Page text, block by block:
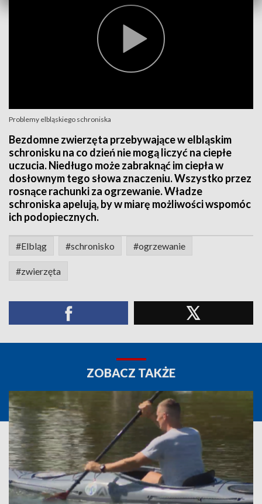
Problemy elbląskiego schroniska
Bezdomne zwierzęta przebywające w elbląskim
schronisku na co dzień nie mogą liczyć na ciepłe
uczucia. Niedługo może zabraknąć im ciepła w
dosłownym tego słowa znaczeniu. Wszystko przez
rosnące rachunki za ogrzewanie. Władze
schroniska apelują, by w miarę możliwości wspomóc
ich podopiecznych.
#Elbląg #schronisko #ogrzewanie
#zwierzęta
ZOBACZ TAKŻE